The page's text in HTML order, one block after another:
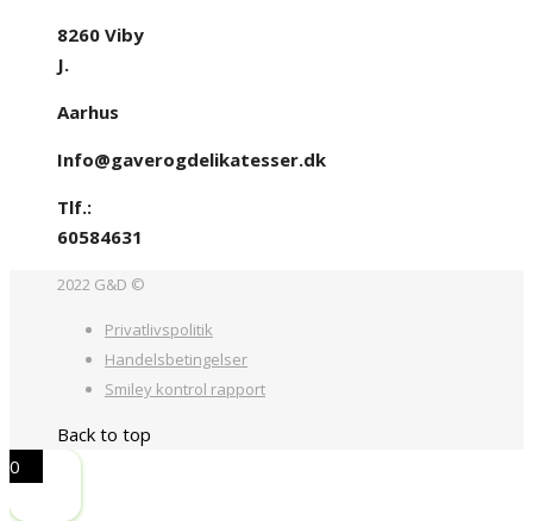
8260 Viby
J.
Aarhus
Info@gaverogdelikatesser.dk
Tlf.:
60584631
2022 G&D ©
Privatlivspolitik
Handelsbetingelser
Smiley kontrol rapport
Back to top
0